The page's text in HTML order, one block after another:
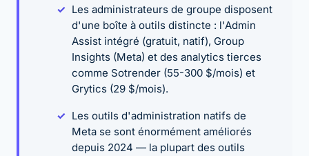
Les administrateurs de groupe disposent
d'une boîte à outils distincte : l'Admin
Assist intégré (gratuit, natif), Group
Insights (Meta) et des analytics tierces
comme Sotrender (55-300 $/mois) et
Grytics (29 $/mois).
Les outils d'administration natifs de
Meta se sont énormément améliorés
depuis 2024 — la plupart des outils